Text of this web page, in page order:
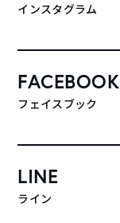
インスタグラム
FACEBOOK
フェイスブック
LINE
ライン